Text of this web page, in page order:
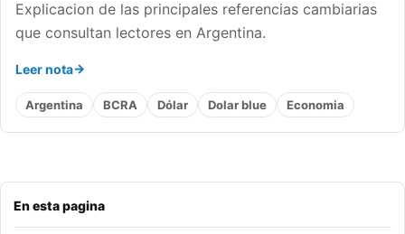
En esta pagina
Explicacion de las principales referencias cambiarias
que consultan lectores en Argentina.
Leer nota
Argentina BCRA Dólar Dolar blue Economia